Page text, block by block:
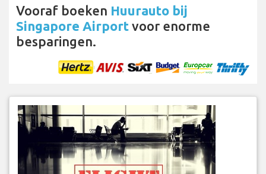
Vooraf boeken Huurauto bij
Singapore Airport voor enorme
besparingen.